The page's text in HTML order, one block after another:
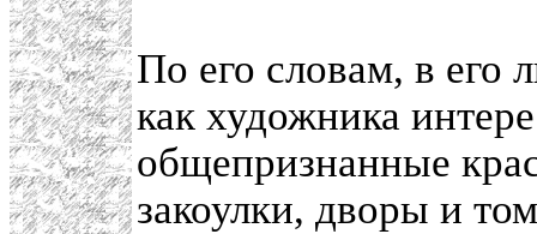
По его словам, в его
как художника
общепризнанные
закоулки, дворы и